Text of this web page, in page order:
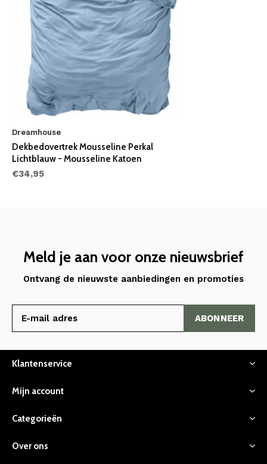
Dreamhouse
Dekbedovertrek Mousseline Perkal
Lichtblauw - Mousseline Katoen
€34,95
Meld je aan voor onze nieuwsbrief
Ontvang de nieuwste aanbiedingen en promoties
ABONNEER
Klantenservice
Mijn account
Categorieën
Over ons